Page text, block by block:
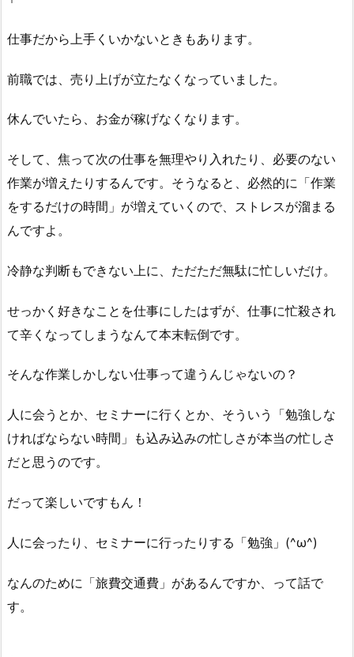
仕事だから上手くいかないときもあります。
前職では、売り上げが立たなくなっていました。
休んでいたら、お金が稼げなくなります。
そして、焦って次の仕事を無理やり入れたり、必要のない
作業が増えたりするんです。そうなると、必然的に「作業
をするだけの時間」が増えていくので、ストレスが溜まる
んですよ。
冷静な判断もできない上に、ただただ無駄に忙しいだけ。
せっかく好きなことを仕事にしたはずが、仕事に忙殺され
て辛くなってしまうなんて本末転倒です。
そんな作業しかしない仕事って違うんじゃないの？
人に会うとか、セミナーに行くとか、そういう「勉強しな
ければならない時間」も込み込みの忙しさが本当の忙しさ
だと思うのです。
だって楽しいですもん！
人に会ったり、セミナーに行ったりする「勉強」(^ω^)
なんのために「旅費交通費」があるんですか、って話で
す。